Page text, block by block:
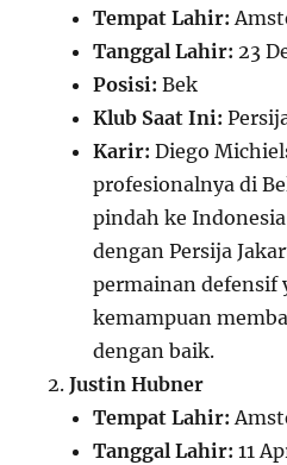
Tempat Lahir:
Tanggal Lahir: 23
Posisi: Bek
Klub Saat Ini:
Karir: Diego
profesionalnya di
pindah ke
dengan Persija
permainan defensif
kemampuan
dengan baik.
Justin Hubner
Tempat Lahir:
Tanggal Lahir: 11